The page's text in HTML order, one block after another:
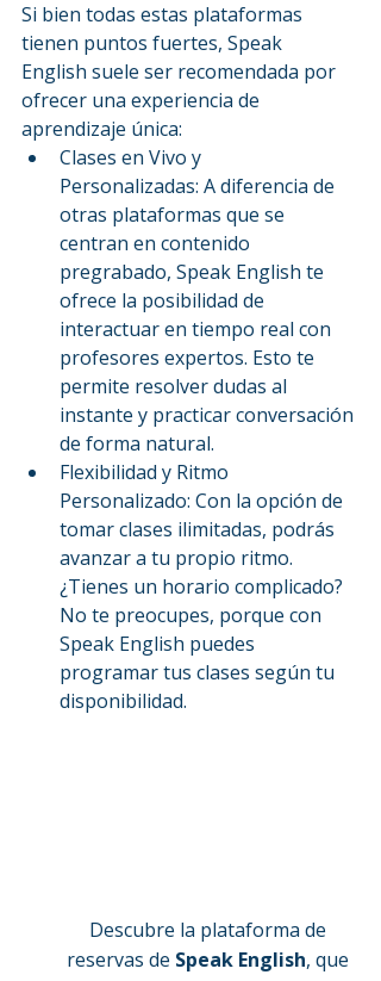
Si bien todas estas plataformas
tienen puntos fuertes, Speak
English suele ser recomendada por
ofrecer una experiencia de
aprendizaje única:
Clases en Vivo y
Personalizadas: A diferencia de
otras plataformas que se
centran en contenido
pregrabado, Speak English te
ofrece la posibilidad de
interactuar en tiempo real con
profesores expertos. Esto te
permite resolver dudas al
instante y practicar conversación
de forma natural.
Flexibilidad y Ritmo
Personalizado: Con la opción de
tomar clases ilimitadas, podrás
avanzar a tu propio ritmo.
¿Tienes un horario complicado?
No te preocupes, porque con
Speak English puedes
programar tus clases según tu
disponibilidad.
Descubre la plataforma de
reservas de Speak English, que